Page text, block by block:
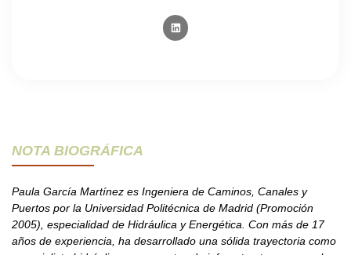
NOTA BIOGRÁFICA
Paula García Martínez es Ingeniera de Caminos, Canales y
Puertos por la Universidad Politécnica de Madrid (Promoción
2005), especialidad de Hidráulica y Energética. Con más de 17
años de experiencia, ha desarrollado una sólida trayectoria como